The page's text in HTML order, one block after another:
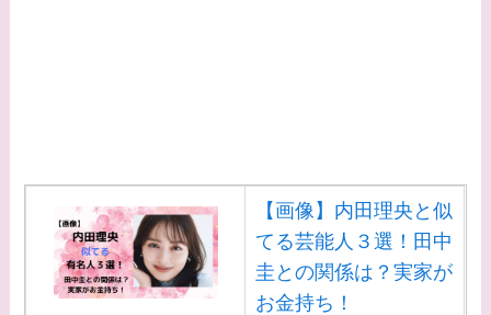
【画像】内田理央と似
てる芸能人３選！田中
圭との関係は？実家が
お金持ち！